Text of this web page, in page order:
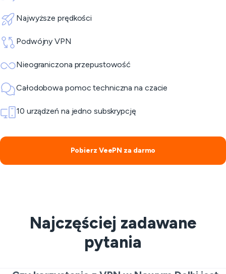
Najwyższe prędkości
Podwójny VPN
Nieograniczona przepustowość
Całodobowa pomoc techniczna na czacie
10 urządzeń na jedno subskrypcję
Pobierz VeePN za darmo
Najczęściej zadawane
pytania